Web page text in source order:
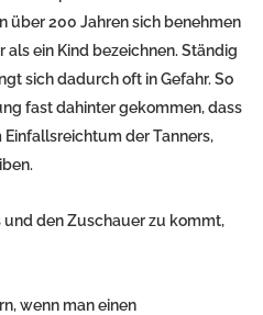
über 200 Jahren sich benehmen
als ein Kind bezeichnen. Ständig
sich dadurch oft in Gefahr. So
fast dahinter gekommen, dass
der Tanners,
und den Zuschauer zu kommt,
wenn man einen